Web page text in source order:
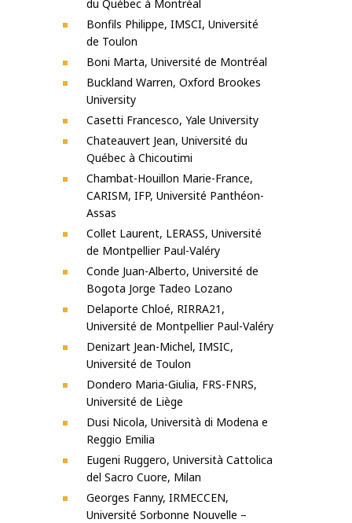
du Québec à Montréal
Bonfils Philippe, IMSCI, Université
de Toulon
Boni Marta, Université de Montréal
Buckland Warren, Oxford Brookes
University
Casetti Francesco, Yale University
Chateauvert Jean, Université du
Québec à Chicoutimi
Chambat-Houillon Marie-France,
CARISM, IFP, Université Panthéon-
Assas
Collet Laurent, LERASS, Université
de Montpellier Paul-Valéry
Conde Juan-Alberto, Université de
Bogota Jorge Tadeo Lozano
Delaporte Chloé, RIRRA21,
Université de Montpellier Paul-Valéry
Denizart Jean-Michel, IMSIC,
Université de Toulon
Dondero Maria-Giulia, FRS-FNRS,
Université de Liège
Dusi Nicola, Università di Modena e
Reggio Emilia
Eugeni Ruggero, Università Cattolica
del Sacro Cuore, Milan
Georges Fanny, IRMECCEN,
Université Sorbonne Nouvelle –